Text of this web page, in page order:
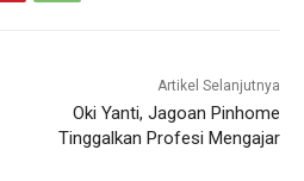
Artikel Selanjutnya
Oki Yanti, Jagoan Pinhome
Tinggalkan Profesi Mengajar